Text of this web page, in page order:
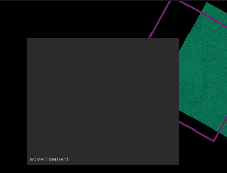
advertisement